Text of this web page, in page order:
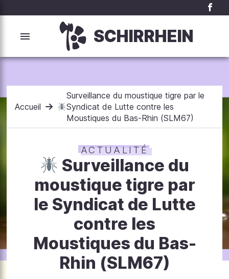
SCHIRRHEIN
Accueil
Surveillance du moustique tigre par le
Syndicat de Lutte contre les
Moustiques du Bas-Rhin (SLM67)
ACTUALITÉ
Surveillance du
moustique tigre par
le Syndicat de Lutte
contre les
Moustiques du Bas-
Rhin (SLM67)